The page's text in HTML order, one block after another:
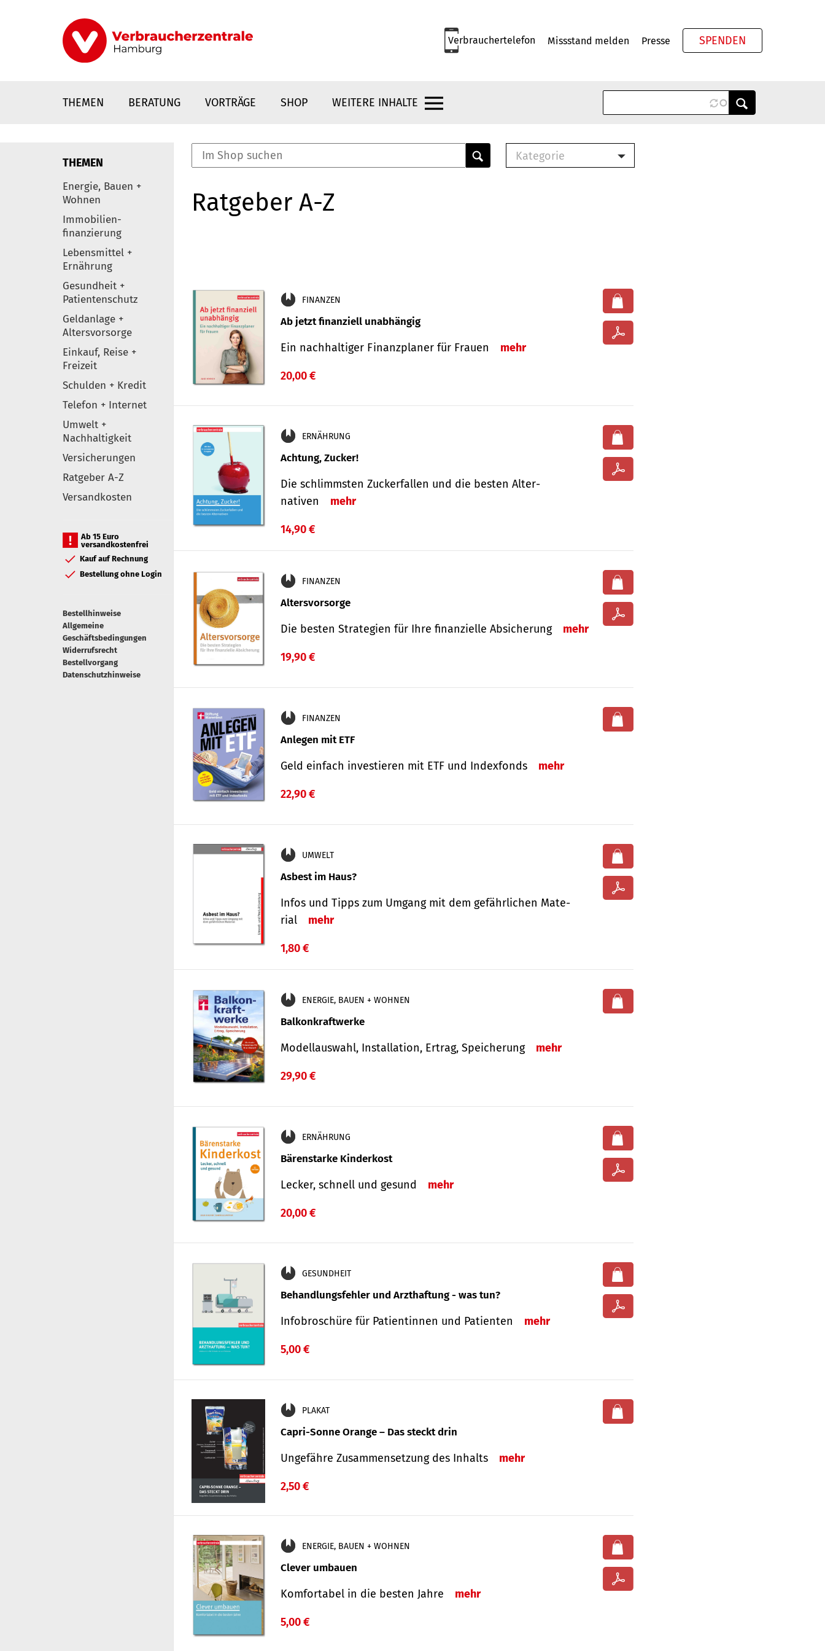
Verbrauchertelefon Missstand melden Presse SPENDEN
THEMEN BERATUNG VORTRÄGE SHOP WEITERE INHALTE
Elemente
THEMEN
Energie, Bauen +
Wohnen
Immobilien-
finanzierung
Lebensmittel +
Ernährung
Gesundheit +
Patientenschutz
Geldanlage +
Altersvorsorge
Einkauf, Reise +
Freizeit
Schulden + Kredit
Telefon + Internet
Umwelt +
Nachhaltigkeit
Versicherungen
Ratgeber A-Z
Versandkosten
Ab 15 Euro
versandkostenfrei
Kauf auf Rechnung
Bestellung ohne Login
Bestellhinweise
Allgemeine
Geschäftsbedingungen
Widerrufsrecht
Bestellvorgang
Datenschutzhinweise
Kategorie
Ratgeber A-Z
FINANZEN
Ab jetzt finanziell unabhängig
Ein nachhaltiger Finanzplaner für Frauen mehr
20,00 €
ERNÄHRUNG
Achtung, Zucker!
Die schlimmsten Zucker­fallen und die besten Alter­
nativen
mehr
14,90 €
FINANZEN
Altersvorsorge
Die besten Strategien für Ihre finanzielle Absicherung mehr
19,90 €
FINANZEN
Anlegen mit ETF
Geld einfach investieren mit ETF und Indexfonds mehr
22,90 €
UMWELT
Asbest im Haus?
Infos und Tipps zum Um­gang mit dem ge­fähr­lichen Mate­
rial
mehr
1,80 €
ENERGIE, BAUEN + WOHNEN
Balkonkraftwerke
Modellauswahl, Installation, Ertrag, Speicherung mehr
29,90 €
ERNÄHRUNG
Bärenstarke Kinderkost
Lecker, schnell und gesund mehr
20,00 €
GESUNDHEIT
Behandlungsfehler und Arzthaftung - was tun?
Infobroschüre für Patientinnen und Patienten mehr
5,00 €
PLAKAT
Capri-Sonne Orange – Das steckt drin
Ungefähre Zu­sammen­setzung des Inhalts mehr
2,50 €
ENERGIE, BAUEN + WOHNEN
Clever umbauen
Komfortabel in die besten Jahre mehr
5,00 €